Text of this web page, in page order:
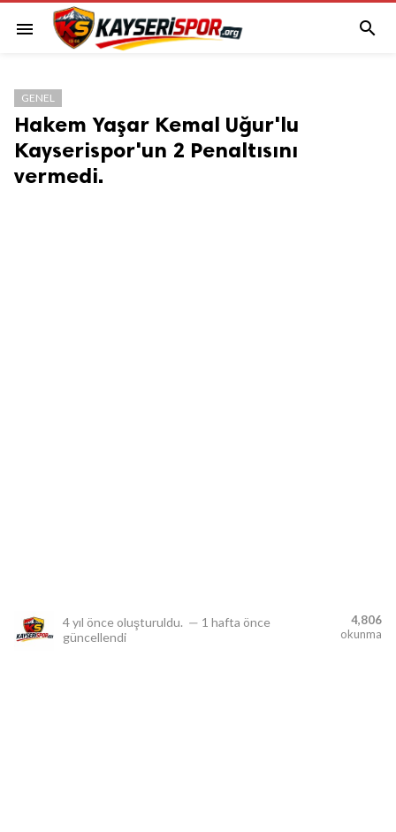
menu 
GENEL
Hakem Yaşar Kemal Uğur'lu
Kayserispor'un 2 Penaltısını
vermedi.
4 yıl önce oluşturuldu. — 1 hafta önce
güncellendi
4,806
okunma